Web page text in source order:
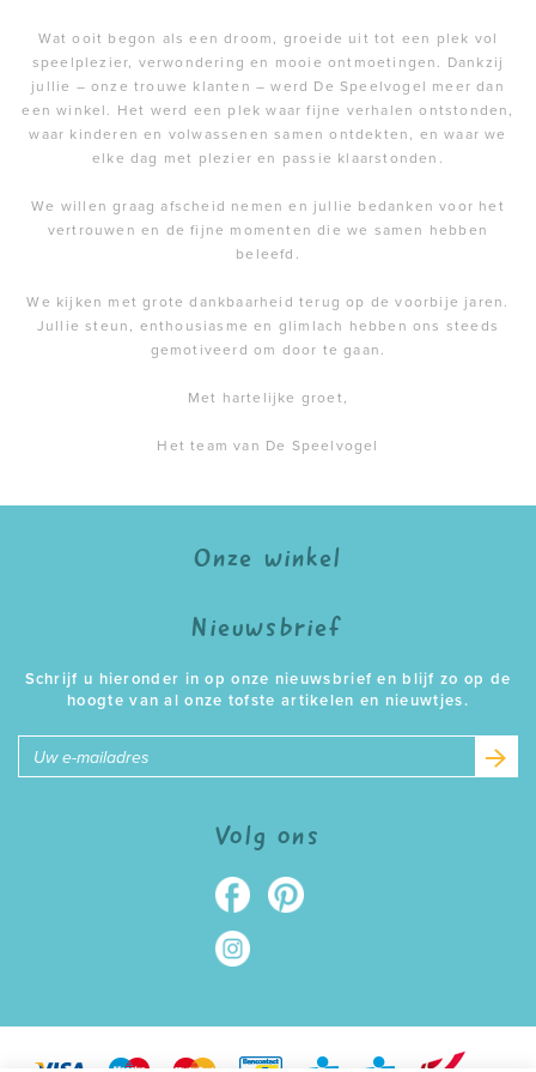
Wat ooit begon als een droom, groeide uit tot een plek vol
speelplezier, verwondering en mooie ontmoetingen. Dankzij
jullie – onze trouwe klanten – werd De Speelvogel meer dan
een winkel. Het werd een plek waar fijne verhalen ontstonden,
waar kinderen en volwassenen samen ontdekten, en waar we
elke dag met plezier en passie klaarstonden.
We willen graag afscheid nemen en jullie bedanken voor het
vertrouwen en de fijne momenten die we samen hebben
beleefd.
We kijken met grote dankbaarheid terug op de voorbije jaren.
Jullie steun, enthousiasme en glimlach hebben ons steeds
gemotiveerd om door te gaan.
Met hartelijke groet,
Het team van De Speelvogel
Onze winkel
Nieuwsbrief
Schrijf u hieronder in op onze nieuwsbrief en blijf zo op de
hoogte van al onze tofste artikelen en nieuwtjes.
Volg ons